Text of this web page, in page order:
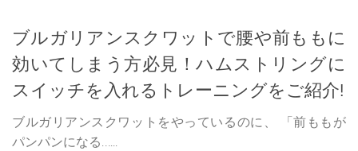
ブルガリアンスクワットで腰や前ももに
効いてしまう方必見！ハムストリングに
スイッチを入れるトレーニングをご紹介!
ブルガリアンスクワットをやっているのに、 「前ももが
パンパンになる…...